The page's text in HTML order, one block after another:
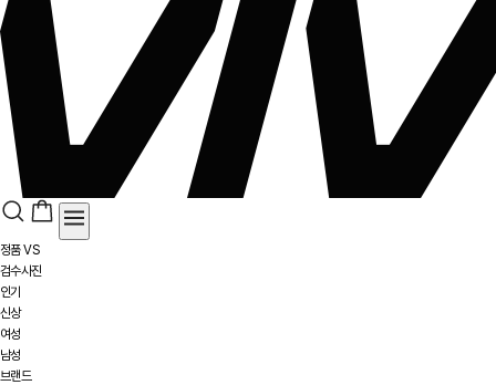
정품 VS
검수사진
인기
신상
여성
남성
브랜드